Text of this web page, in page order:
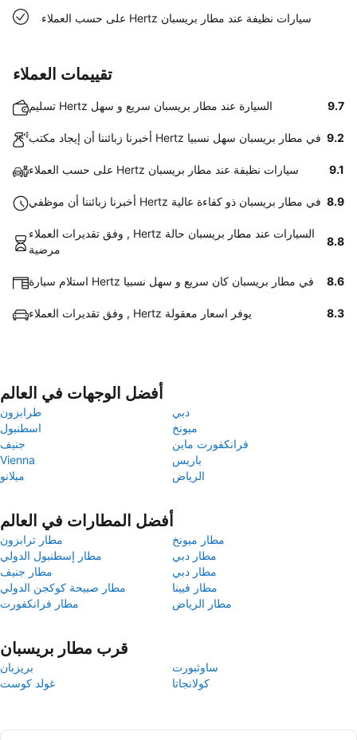
على حسب العملاء Hertz سيارات نظيفة عند مطار بريسبان
تقييمات العملاء
تسليم Hertz السيارة عند مطار بريسبان سريع و سهل 9.7
أخبرنا زبائننا أن إيجاد مكتب Hertz في مطار بريسبان سهل نسبيا 9.2
على حسب العملاء Hertz سيارات نظيفة عند مطار بريسبان 9.1
أخبرنا زبائننا أن موظفي Hertz في مطار بريسبان ذو كفاءة عالية 8.9
وفق تقديرات العملاء , Hertz السيارات عند مطار بريسبان حالة
مرضية
8.8
استلام سيارة Hertz في مطار بريسبان كان سريع و سهل نسبيا 8.6
وفق تقديرات العملاء , Hertz يوفر اسعار معقولة 8.3
أفضل الوجهات في العالم
طرابزون
دبي
اسطنبول
ميونخ
جنيف
فرانكفورت ماين
Vienna
باريس
ميلانو
الرياض
أفضل المطارات في العالم
مطار ترابزون
مطار ميونخ
مطار إسطنبول الدولي
مطار دبي
مطار جنيف
مطار دبي
مطار صبيحة كوكجن الدولي
مطار فيينا
مطار فرانكفورت
مطار الرياض
قرب مطار بريسبان
بريزبان
ساوثبورت
غولد كوست
كولانجاتا